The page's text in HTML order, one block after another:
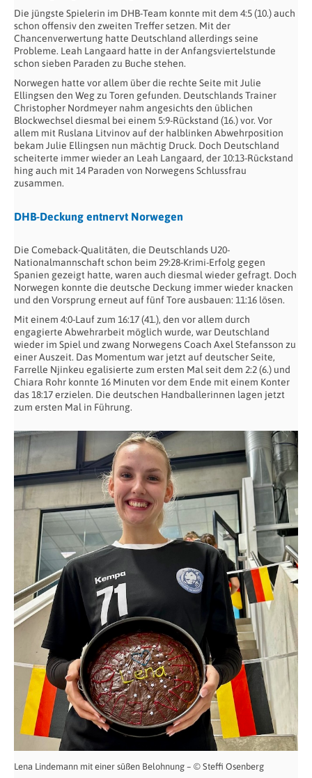
Die jüngste Spielerin im DHB-Team konnte mit dem 4:5 (10.) auch
schon offensiv den zweiten Treffer setzen. Mit der
Chancenverwertung hatte Deutschland allerdings seine
Probleme. Leah Langaard hatte in der Anfangsviertelstunde
schon sieben Paraden zu Buche stehen.
Norwegen hatte vor allem über die rechte Seite mit Julie
Ellingsen den Weg zu Toren gefunden. Deutschlands Trainer
Christopher Nordmeyer nahm angesichts den üblichen
Blockwechsel diesmal bei einem 5:9-Rückstand (16.) vor. Vor
allem mit Ruslana Litvinov auf der halblinken Abwehrposition
bekam Julie Ellingsen nun mächtig Druck. Doch Deutschland
scheiterte immer wieder an Leah Langaard, der 10:13-Rückstand
hing auch mit 14 Paraden von Norwegens Schlussfrau
zusammen.
DHB-Deckung entnervt Norwegen
Die Comeback-Qualitäten, die Deutschlands U20-
Nationalmannschaft schon beim 29:28-Krimi-Erfolg gegen
Spanien gezeigt hatte, waren auch diesmal wieder gefragt. Doch
Norwegen konnte die deutsche Deckung immer wieder knacken
und den Vorsprung erneut auf fünf Tore ausbauen: 11:16 lösen.
Mit einem 4:0-Lauf zum 16:17 (41.), den vor allem durch
engagierte Abwehrarbeit möglich wurde, war Deutschland
wieder im Spiel und zwang Norwegens Coach Axel Stefansson zu
einer Auszeit. Das Momentum war jetzt auf deutscher Seite,
Farrelle Njinkeu egalisierte zum ersten Mal seit dem 2:2 (6.) und
Chiara Rohr konnte 16 Minuten vor dem Ende mit einem Konter
das 18:17 erzielen. Die deutschen Handballerinnen lagen jetzt
zum ersten Mal in Führung.
Lena Lindemann mit einer süßen Belohnung – © Steffi Osenberg